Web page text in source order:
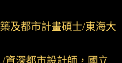
及都市計畫碩士/東海大
深都市設計師，國立